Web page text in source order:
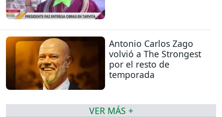
Antonio Carlos Zago
volvió a The Strongest
por el resto de
temporada
VER MÁS +